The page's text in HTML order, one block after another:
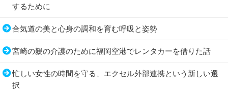
するために
合気道の美と心身の調和を育む呼吸と姿勢
宮崎の親の介護のために福岡空港でレンタカーを借りた話
忙しい女性の時間を守る、エクセル外部連携という新しい選
択